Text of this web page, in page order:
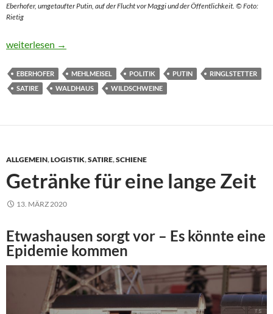
Eberhofer, umgetaufter Putin, auf der Flucht vor Maggi und der Öffentlichkeit. © Foto:
Rietig
Keiler Putin heißt jetzt Eberhofer
weiterlesen →
EBERHOFER MEHLMEISEL POLITIK PUTIN
RINGLSTETTER
SATIRE
WALDHAUS WILDSCHWEINE
ALLGEMEIN,LOGISTIK,SATIRE,SCHIENE
Getränke für eine lange Zeit
13. MÄRZ 2020
Etwashausen sorgt vor – Es könnte eine
Epidemie kommen